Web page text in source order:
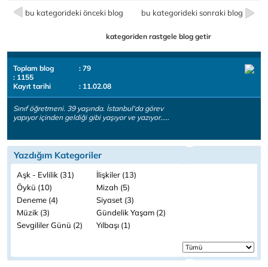
bu kategorideki önceki blog bu kategorideki sonraki blog
kategoriden rastgele blog getir
Toplam blog
: 79
: 1155
Kayıt tarihi
: 11.02.08
Sınıf öğretmeni. 39 yaşında. İstanbul'da görev
yapıyor içinden geldiği gibi yaşıyor ve yazıyor.....
Yazdığım Kategoriler
Aşk - Evlilik (31)
İlişkiler (13)
Öykü (10)
Mizah (5)
Deneme (4)
Siyaset (3)
Müzik (3)
Gündelik Yaşam (2)
Sevgililer Günü (2)
Yılbaşı (1)